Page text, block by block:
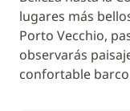
lugares más
Porto Vecchio,
observarás
confortable